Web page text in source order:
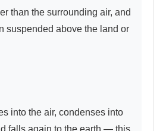
than the surrounding air, and
suspended above the land or
into the air, condenses into